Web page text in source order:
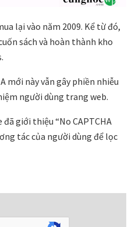
lại vào năm 2009. Kể từ đó,
sách và hoàn thành kho
mới này vẫn gây phiền nhiễu
người dùng trang web.
giới thiệu “No CAPTCHA
tác của người dùng để lọc